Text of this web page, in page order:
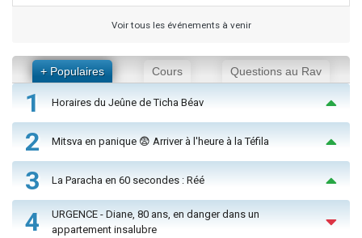
Voir tous les événements à venir
+ Populaires Cours Questions au Rav
1 Horaires du Jeûne de Ticha Béav
2 Mitsva en panique 😨 Arriver à l'heure à la Téfila
3 La Paracha en 60 secondes : Réé
4
URGENCE - Diane, 80 ans, en danger dans un
appartement insalubre